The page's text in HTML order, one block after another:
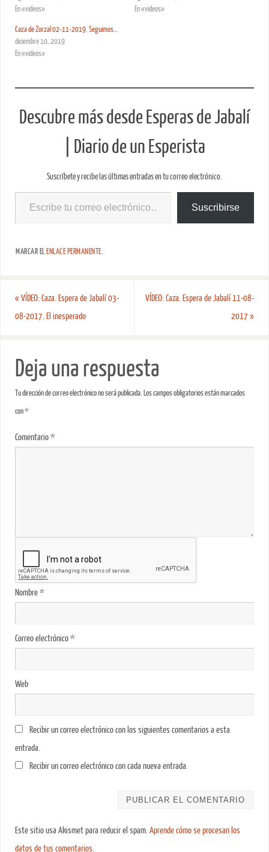
En «videos»
En «videos»
Caza de Zorzal 02-11-2019. Seguimos…
diciembre 10, 2019
En «videos»
Descubre más desde Esperas de Jabalí
| Diario de un Esperista
Suscríbete y recibe las últimas entradas en tu correo electrónico.
Suscribirse
MARCAR EL ENLACE PERMANENTE.
« VÍDEO: Caza. Espera de Jabalí 03-
08-2017. El inesperado
VÍDEO: Caza. Espera de Jabalí 11-08-
2017»
Deja una respuesta
Tu dirección de correo electrónico no será publicada. Los campos obligatorios están marcados
con*
Comentario*
Nombre*
Correo electrónico*
Web
Recibir un correo electrónico con los siguientes comentarios a esta
entrada.
Recibir un correo electrónico con cada nueva entrada.
Este sitio usa Akismet para reducir el spam.Aprende cómo se procesan los
datos de tus comentarios.